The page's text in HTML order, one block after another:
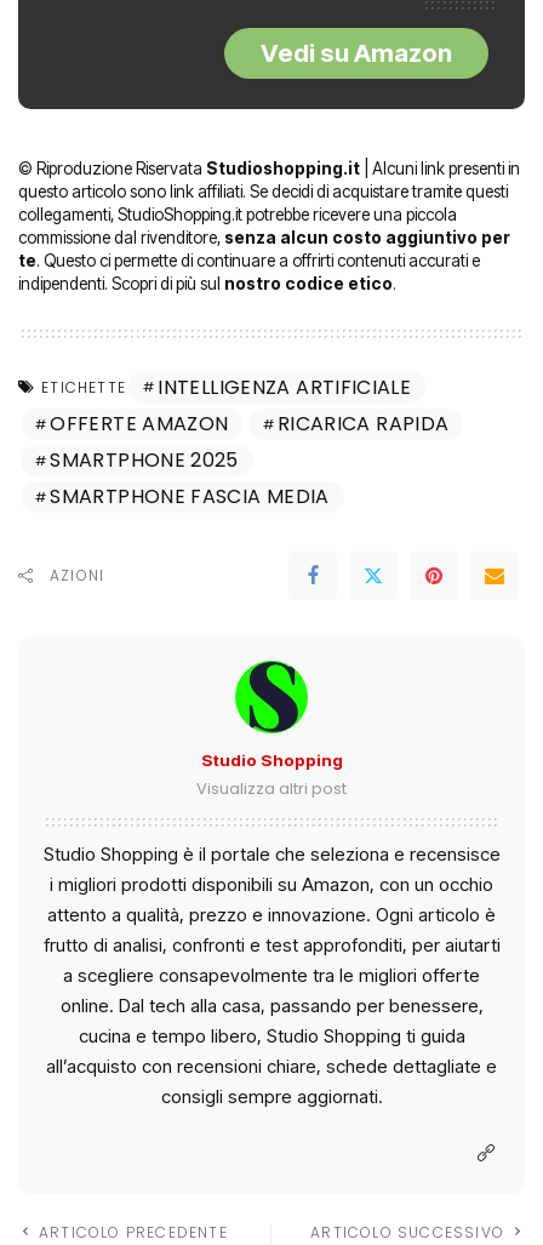
Vedi su Amazon
© Riproduzione Riservata Studioshopping.it | Alcuni link presenti in
questo articolo sono link affiliati. Se decidi di acquistare tramite questi
collegamenti, StudioShopping.it potrebbe ricevere una piccola
commissione dal rivenditore, senza alcun costo aggiuntivo per
te. Questo ci permette di continuare a offrirti contenuti accurati e
indipendenti. Scopri di più sul nostro codice etico.
ETICHETTE
INTELLIGENZA ARTIFICIALE
OFFERTE AMAZON
RICARICA RAPIDA
SMARTPHONE 2025
SMARTPHONE FASCIA MEDIA
AZIONI
Studio Shopping
Visualizza altri post
Studio Shopping è il portale che seleziona e recensisce
i migliori prodotti disponibili su Amazon, con un occhio
attento a qualità, prezzo e innovazione. Ogni articolo è
frutto di analisi, confronti e test approfonditi, per aiutarti
a scegliere consapevolmente tra le migliori offerte
online. Dal tech alla casa, passando per benessere,
cucina e tempo libero, Studio Shopping ti guida
all’acquisto con recensioni chiare, schede dettagliate e
consigli sempre aggiornati.
ARTICOLO PRECEDENTE ARTICOLO SUCCESSIVO